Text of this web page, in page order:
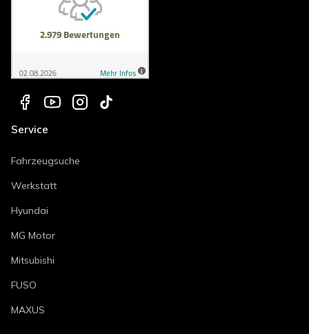
Service
Fahrzeugsuche
Werkstatt
Hyundai
MG Motor
Mitsubishi
FUSO
MAXUS